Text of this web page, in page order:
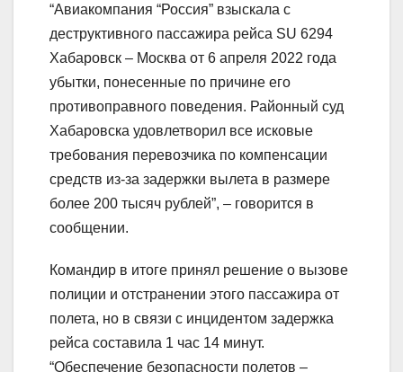
“Авиакомпания “Россия” взыскала с
деструктивного пассажира рейса SU 6294
Хабаровск – Москва от 6 апреля 2022 года
убытки, понесенные по причине его
противоправного поведения. Районный суд
Хабаровска удовлетворил все исковые
требования перевозчика по компенсации
средств из-за задержки вылета в размере
более 200 тысяч рублей”, – говорится в
сообщении.
Командир в итоге принял решение о вызове
полиции и отстранении этого пассажира от
полета, но в связи с инцидентом задержка
рейса составила 1 час 14 минут.
“Обеспечение безопасности полетов –